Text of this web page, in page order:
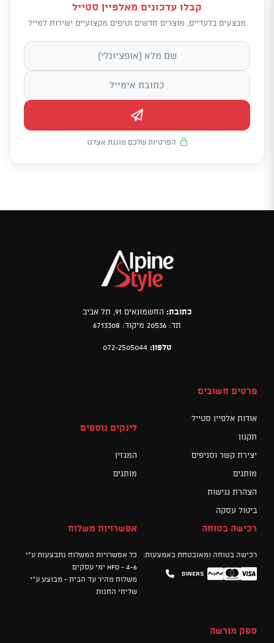
קבלו עדכונים מאלפיין סטייל
מבצעים בלעדיים, מוצרים חדשים וטיפים מקצועיים ישירות למייל
הפרטיות שלכם מוגנת אצלנו
כתובת: החשמונאים 91, תל אביב
תד: 20536 מיקוד: 6713308
טלפון: 072-2505044
פרטים חשובים
אודות אלפיין סטייל
תקנון
יצירת קשר וסניפים
מותגים
הצהרת נגישות
ביטול עסקה
לינקים נוספים
המגזין
מותגים
רכישה בטוחה
רכישה בטוחה ומאובטחת באמצעות:
Visa
Mastercard
PayPal
Diners
אפשרויות משלוח
כל אפשרויות המשלוח נתבצעות ע"י
HFD - 4-6 ימי עסקים
משלוח מהיר עד הבית - מבוצע ע"י
שליחי החנות
ספק מורשה